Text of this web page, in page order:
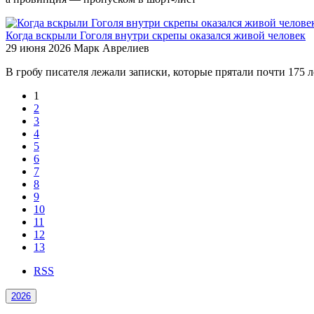
Когда вскрыли Гоголя внутри скрепы оказался живой человек
29 июня 2026 Марк Аврелиев
В гробу писателя лежали записки, которые прятали почти 175
1
2
3
4
5
6
7
8
9
10
11
12
13
RSS
2026